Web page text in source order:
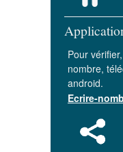
Pour
nombre,
android.
Ecrire-